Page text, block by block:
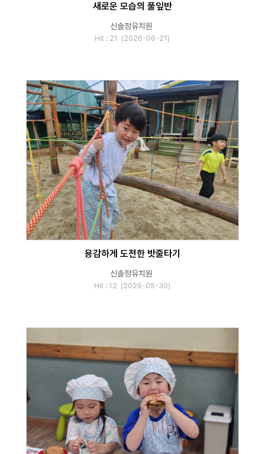
새로운 모습의 풀잎반
신솔정유치원
Hit : 21 (2026-06-21)
용감하게 도전한 밧줄타기
신솔정유치원
Hit : 12 (2026-05-30)